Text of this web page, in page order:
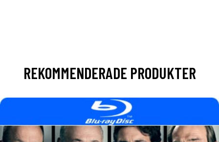
REKOMMENDERADE PRODUKTER